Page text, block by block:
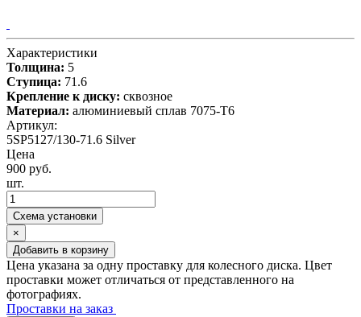
Характеристики
Толщина: 5
Ступица: 71.6
Крепление к диску: сквозное
Материал: алюминиевый сплав 7075-T6
Артикул:
5SP5127/130-71.6 Silver
Цена
900 руб.
шт.
Схема установки
×
Добавить в корзину
Цена указана за одну проставку для колесного диска. Цвет
проставки может отличаться от представленного на
фотографиях.
Проставки на заказ